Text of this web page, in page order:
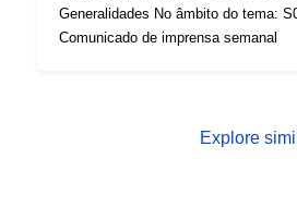
Generalidades No âmbito do tema:
Comunicado de imprensa semanal
Explore